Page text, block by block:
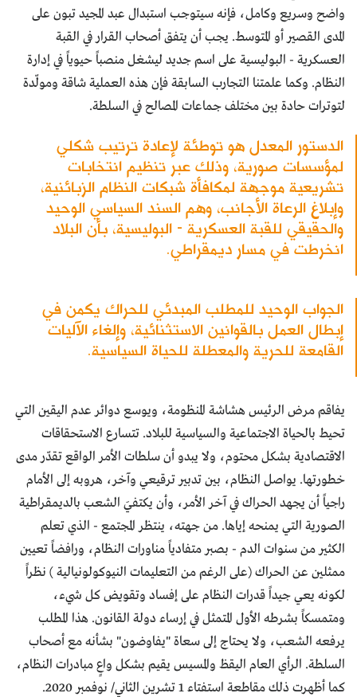
واضح وسريع وكامل، فإنه سيتوجب استبدال عبد المجيد تبون على
المدى القصير أو المتوسط. يجب أن يتفق أصحاب القرار في القبة
العسكرية - البوليسية على اسم جديد ليشغل منصباً حيوياً في إدارة
النظام. وكما علمتنا التجارب السابقة فإن هذه العملية شاقة ومولّدة
لتوترات حادة بين مختلف جماعات المصالح في السلطة.
الدستور المعدل هو توطئة لإعادة ترتيب شكلي
لمؤسسات صورية، وذلك عبر تنظيم انتخابات
تشريعية موجهة لمكافأة شبكات النظام الزبائنية،
وإبلاغ الرعاة الأجانب، وهم السند السياسي الوحيد
والحقيقي للقبة العسكرية - البوليسية، بأن البلاد
انخرطت في مسار ديمقراطي.
الجواب الوحيد للمطلب المبدئي للحراك يكمن في
إبطال العمل بالقوانين الاستثنائية، وإلغاء الآليات
القامعة للحرية والمعطلة للحياة السياسية.
يفاقم مرض الرئيس هشاشة المنظومة، ويوسع دوائر عدم اليقين التي
تحيط بالحياة الاجتماعية والسياسية للبلاد. تتسارع الاستحقاقات
الاقتصادية بشكل محتوم، ولا يبدو أن سلطات الأمر الواقع تقدّر مدى
خطورتها. يواصل النظام، بين تدبير ترقيعي وآخر، هروبه إلى الأمام
راجياً أن يجهد الحراك في آخر الأمر، وأن يكتفيَ الشعب بالديمقراطية
الصورية التي يمنحه إياها. من جهته، ينتظر المجتمع - الذي تعلم
الكثير من سنوات الدم - بصبر متفادياً مناورات النظام، ورافضاً تعيين
ممثلين عن الحراك (على الرغم من التعليمات النيوكولونيالية ) نظراً
لكونه يعي جيداً قدرات النظام على إفساد وتقويض كل شيء،
ومتمسكاً بشرطه الأول المتمثل في إرساء دولة القانون. هذا المطلب
يرفعه الشعب، ولا يحتاج إلى سعاة "يفاوضون" بشأنه مع أصحاب
السلطة. الرأي العام اليقظ والمسيس يقيم بشكل واعٍ مبادرات النظام،
كما أظهرت ذلك مقاطعة استفتاء 1 تشرين الثاني/ نوفمبر 2020.